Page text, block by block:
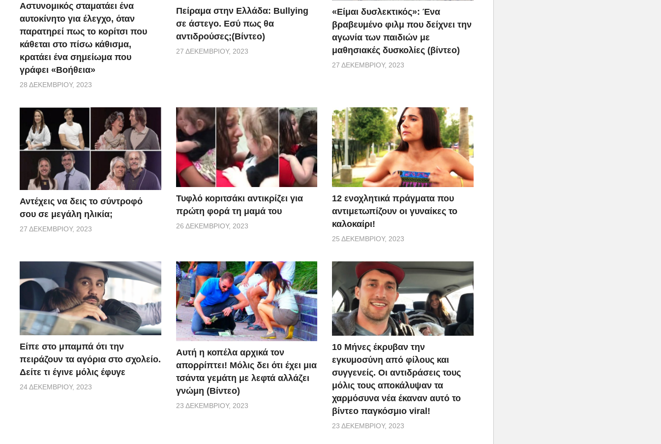
Αστυνομικός σταματάει ένα
αυτοκίνητο για έλεγχο, όταν
παρατηρεί πως το κορίτσι που
κάθεται στο πίσω κάθισμα,
κρατάει ένα σημείωμα που
γράφει «Βοήθεια»
28 ΔΕΚΕΜΒΡΊΟΥ, 2023
Πείραμα στην Ελλάδα: Bullying
σε άστεγο. Εσύ πως θα
αντιδρούσες;(Βίντεο)
27 ΔΕΚΕΜΒΡΊΟΥ, 2023
«Είμαι δυσλεκτικός»: Ένα
βραβευμένο φιλμ που δείχνει την
αγωνία των παιδιών με
μαθησιακές δυσκολίες (βίντεο)
27 ΔΕΚΕΜΒΡΊΟΥ, 2023
Αντέχεις να δεις το σύντροφό
σου σε μεγάλη ηλικία;
27 ΔΕΚΕΜΒΡΊΟΥ, 2023
Τυφλό κοpιτσάκι αντικρίζει για
πρώτη φορά τη μαμά του
26 ΔΕΚΕΜΒΡΊΟΥ, 2023
12 ενοχλητικά πράγματα που
αντιμετωπίζουν οι γυναίκες το
καλοκαίρι!
25 ΔΕΚΕΜΒΡΊΟΥ, 2023
Είπε στο μπαμπά ότι την
πειράζουν τα αγόρια στο σχολείο.
Δείτε τι έγινε μόλις έφυγε
24 ΔΕΚΕΜΒΡΊΟΥ, 2023
Αυτή η κοπέλα αρχικά τον
απορρίπτει! Μόλις δει ότι έχει μια
τσάντα γεμάτη με λεφτά αλλάζει
γνώμη (Βίντεο)
23 ΔΕΚΕΜΒΡΊΟΥ, 2023
10 Μήνες έκρυβαν την
εγκυμοσύνη από φίλους και
συγγενείς. Οι αντιδράσεις τους
μόλις τους αποκάλυψαν τα
χαρμόσυνα νέα έκαναν αυτό το
βίντεο παγκόσμιο viral!
23 ΔΕΚΕΜΒΡΊΟΥ, 2023